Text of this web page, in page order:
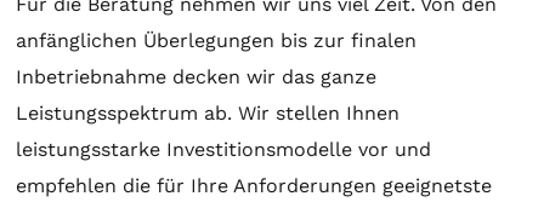
anfänglichen Überlegungen bis zur finalen
Inbetriebnahme decken wir das ganze
Leistungsspektrum ab. Wir stellen Ihnen
leistungsstarke Investitionsmodelle vor und
empfehlen die für Ihre Anforderungen geeignetste